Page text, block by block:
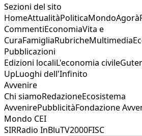
Sezioni del sito
HomeAttualitàPoliticaMondoAgorà
CommentiEconomiaVita e
CuraFamigliaRubricheMultimedia
Pubblicazioni
Edizioni localiL'economia civile
UpLuoghi dell'Infinito
Avvenire
Chi siamoRedazioneEcosistema
AvvenirePubblicitàFondazione
Mondo CEI
SIRRadio InBluTV2000FISC